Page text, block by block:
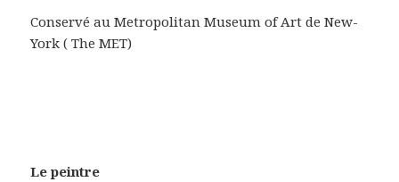
Conservé au Metropolitan Museum of Art de New-
York ( The MET)
Le peintre